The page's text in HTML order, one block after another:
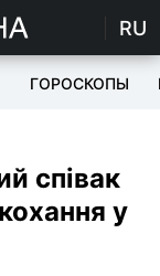
RU
ГОРОСКОПЫ
співак
у